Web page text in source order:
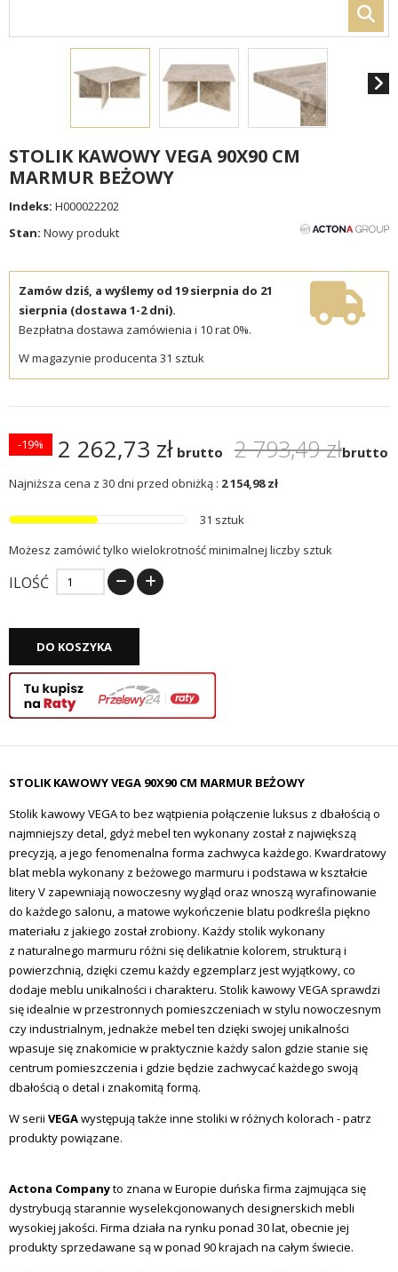
STOLIK KAWOWY VEGA 90X90 CM
MARMUR BEŻOWY
Indeks: H000022202
Stan: Nowy produkt
Zamów dziś, a wyślemy od 19 sierpnia do 21
sierpnia (dostawa 1-2 dni).
Bezpłatna dostawa zamówienia i 10 rat 0%.
W magazynie producenta 31 sztuk
2 262,73 zł brutto 2 793,49 złbrutto
-19%
Najniższa cena z 30 dni przed obniżką : 2 154,98 zł
31 sztuk
Możesz zamówić tylko wielokrotność minimalnej liczby sztuk
ILOŚĆ
DO KOSZYKA
STOLIK KAWOWY VEGA 90X90 CM MARMUR BEŻOWY
Stolik kawowy VEGA to bez wątpienia połączenie luksus z dbałością o
najmniejszy detal, gdyż mebel ten wykonany został z największą
precyzją, a jego fenomenalna forma zachwyca każdego. Kwardratowy
blat mebla wykonany z beżowego marmuru i podstawa w kształcie
litery V zapewniają nowoczesny wygląd oraz wnoszą wyrafinowanie
do każdego salonu, a matowe wykończenie blatu podkreśla piękno
materiału z jakiego został zrobiony. Każdy stolikwykonany
z naturalnego marmuru różni się delikatnie kolorem, strukturą i
powierzchnią, dzięki czemu każdy egzemplarz jest wyjątkowy, co
dodaje meblu unikalności i charakteru. Stolik kawowy VEGA sprawdzi
się idealnie w przestronnych pomieszczeniach w stylu nowoczesnym
czy industrialnym, jednakże mebel ten dzięki swojej unikalności
wpasuje się znakomicie w praktycznie każdy salon gdzie stanie się
centrum pomieszczenia i gdzie będzie zachwycać każdego swoją
dbałością o detal i znakomitą formą.
W serii VEGAwystępują także inne stoliki w różnych kolorach - patrz
produkty powiązane.
Actona Companyto znana w Europie duńska firma zajmująca się
dystrybucją starannie wyselekcjonowanych designerskich mebli
wysokiej jakości. Firma działa na rynku ponad 30 lat, obecnie jej
produkty sprzedawane są w ponad 90 krajach na całym świecie.